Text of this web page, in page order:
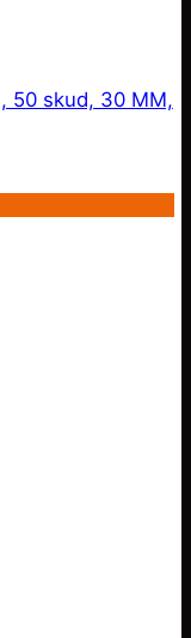
50 skud, 30 MM,